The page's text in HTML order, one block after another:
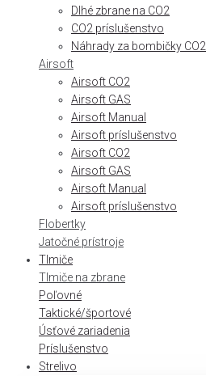
Dlhé zbrane na CO2
CO2 príslušenstvo
Náhrady za bombičky CO2
Airsoft
Airsoft CO2
Airsoft GAS
Airsoft Manual
Airsoft príslušenstvo
Airsoft CO2
Airsoft GAS
Airsoft Manual
Airsoft príslušenstvo
Flobertky
Jatočné prístroje
Tlmiče
Tlmiče na zbrane
Poľovné
Taktické/športové
Úsťové zariadenia
Príslušenstvo
Strelivo